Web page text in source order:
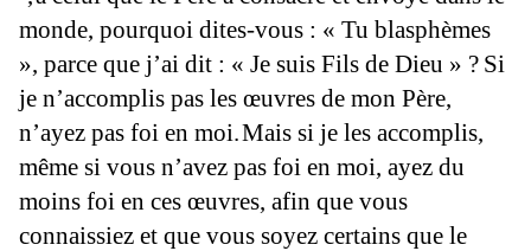
monde, pourquoi dites-vous : « Tu blasphèmes
», parce que j’ai dit : « Je suis Fils de Dieu » ? Si
je n’accomplis pas les œuvres de mon Père,
n’ayez pas foi en moi.Mais si je les accomplis,
même si vous n’avez pas foi en moi, ayez du
moins foi en ces œuvres, afin que vous
connaissiez et que vous soyez certains que le